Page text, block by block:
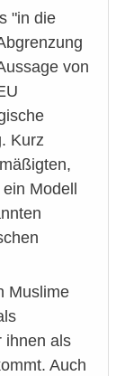
"in die
von
Kurz
Modell
Muslime
ihnen als
Auch